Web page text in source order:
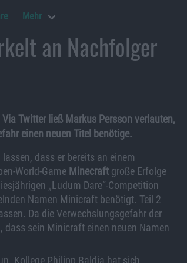
Mehr
an Nachfolger
Twitter ließ Markus Persson verlauten,
einen neuen Titel benötige.
dass er bereits an einem
World-Game Minecraft große Erfolge
„Ludum Dare“-Competition
Namen Minicraft benötigt. Teil 2
Da die Verwechslungsgefahr der
sein Minicraft einen neuen Namen
Kollege Philipp Baldia hat sich